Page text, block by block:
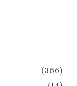
(366)